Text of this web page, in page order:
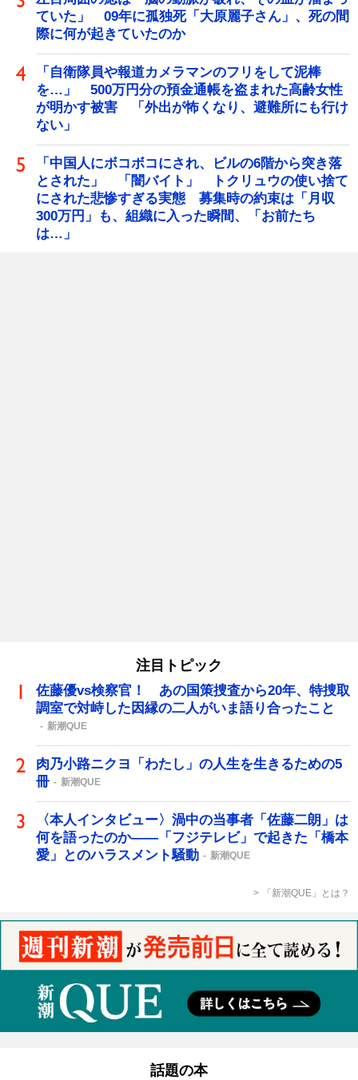
ていた」 09年に孤独死「大原麗子さん」、死の間
際に何が起きていたのか
「自衛隊員や報道カメラマンのフリをして泥棒
を…」 500万円分の預金通帳を盗まれた高齢女性
が明かす被害 「外出が怖くなり、避難所にも行け
ない」
「中国人にボコボコにされ、ビルの6階から突き落
とされた」 「闇バイト」 トクリュウの使い捨て
にされた悲惨すぎる実態 募集時の約束は「月収
300万円」も、組織に入った瞬間、「お前たち
は…」
注目トピック
佐藤優vs検察官！ あの国策捜査から20年、特捜取
調室で対峙した因縁の二人がいま語り合ったこと
新潮QUE
肉乃小路ニクヨ「わたし」の人生を生きるための5
冊
新潮QUE
〈本人インタビュー〉渦中の当事者「佐藤二朗」は
何を語ったのか――「フジテレビ」で起きた「橋本
愛」とのハラスメント騒動
新潮QUE
「新潮QUE」とは？
話題の本